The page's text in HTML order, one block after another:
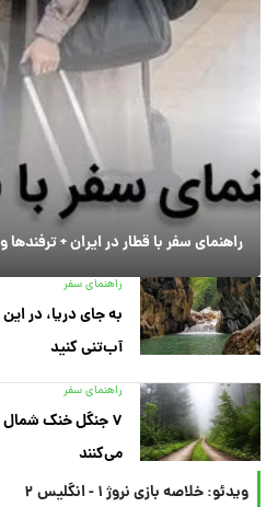
راهنمای سفر با قطار در ایران +
راهنمای سفر
به جای دریا، در
آب‌تنی کنید
راهنمای سفر
۷ جنگل خنک شمال
می‌کنند
ویدئو: خلاصه بازی نروژ ۱ - انگلیس ۲